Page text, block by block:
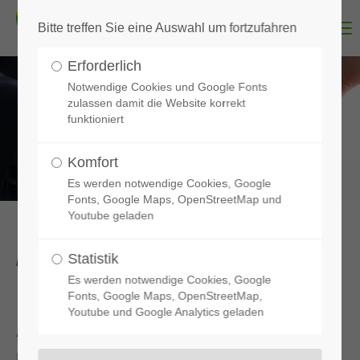
Menu
Datenschutzerklärung
Datenschutz auf einen Blick
Allgemeine Hinweise
Bitte treffen Sie eine Auswahl um fortzufahren
Erforderlich
Notwendige Cookies und Google Fonts
zulassen damit die Website korrekt
funktioniert
Komfort
Es werden notwendige Cookies, Google
Fonts, Google Maps, OpenStreetMap und
Youtube geladen
Statistik
Es werden notwendige Cookies, Google
Fonts, Google Maps, OpenStreetMap,
Youtube und Google Analytics geladen